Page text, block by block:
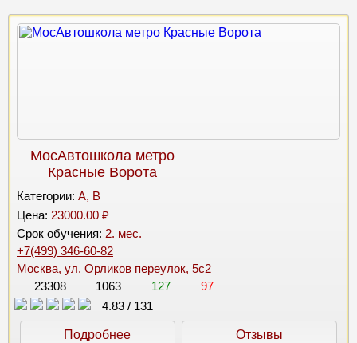
МосАвтошкола метро
Красные Ворота
Категории: A, B
Цена: 23000.00 ₽
Срок обучения: 2. мес.
+7(499) 346-60-82
Москва, ул. Орликов переулок, 5с2
23308
1063 127
97
4.83 / 131
Подробнее Отзывы